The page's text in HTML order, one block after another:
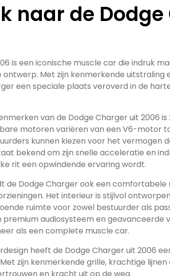
naar de
is een iconische muscle car die indruk
Met zijn kenmerkende uitstraling
een speciale plaats veroverd in de
van de Dodge Charger uit 2006
motoren variëren van een V6-motor
kunnen kiezen voor het vermogen
bekend om zijn snelle acceleratie en
rit een opwindende ervaring wordt.
de Dodge Charger ook een
Het interieur is stijlvol
ruimte voor zowel bestuurder als
premium audiosysteem en geavanceerde
als een complete muscle car.
heeft de Dodge Charger uit 2006
zijn kenmerkende grille, krachtige